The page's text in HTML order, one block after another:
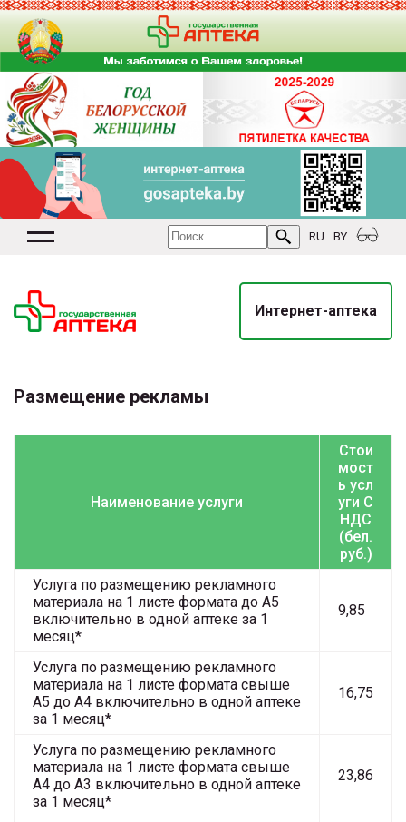
RU BY
Интернет-аптека
Размещение рекламы
Наименование услуги
Стои
мост
ь усл
уги С
НДС
(бел.
руб.)
Услуга по размещению рекламного
материала на 1 листе формата до А5
включительно в одной аптеке за 1
месяц*
9,85
Услуга по размещению рекламного
материала на 1 листе формата свыше
А5 до А4 включительно в одной аптеке
за 1 месяц*
16,75
Услуга по размещению рекламного
материала на 1 листе формата свыше
А4 до А3 включительно в одной аптеке
за 1 месяц*
23,86